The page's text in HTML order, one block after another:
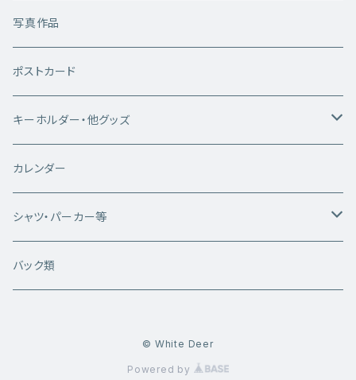
写真作品
ポストカード
キーホルダー・他グッズ
キーホルダー
雑貨類
カレンダー
シャツ・パーカー等
白いシカちゃんシリーズ
バック類
© White Deer
Powered by